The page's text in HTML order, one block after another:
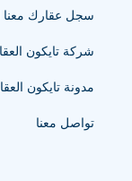
سجل عقارك معنا
شركة تايكون
مدونة تايكون
تواصل معنا